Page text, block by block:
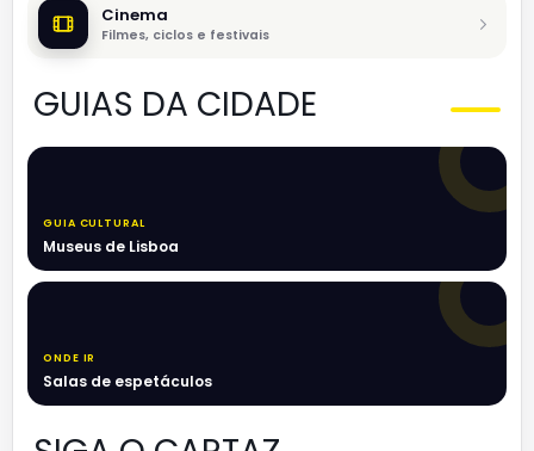
Cinema
Filmes, ciclos e festivais
GUIAS DA CIDADE
GUIA CULTURAL
Museus de Lisboa
ONDE IR
Salas de espetáculos